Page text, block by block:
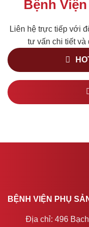
Bệnh
Liên hệ trực tiếp với
tư vấn chi tiết và
BỆNH VIỆN PHỤ
Địa chỉ: 496